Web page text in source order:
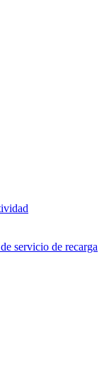
servicio de recarga